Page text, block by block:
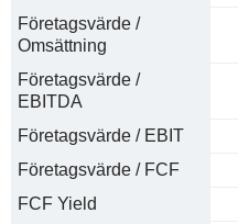
Företagsvärde /
Omsättning
Företagsvärde /
EBITDA
Företagsvärde / EBIT
Företagsvärde / FCF
FCF Yield